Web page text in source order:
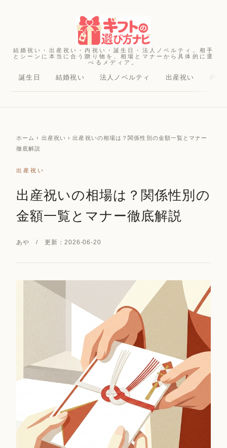
結婚祝い・出産祝い・内祝い・誕生日・法人ノベルティ。相手
とシーンに本当に合う贈り物を、相場とマナーから具体的に選
べるメディア。
誕生日 結婚祝い 法人ノベルティ 出産祝い 内祝
ホーム › 出産祝い › 出産祝いの相場は？関係性別の金額一覧とマナー
徹底解説
出産祝い
出産祝いの相場は？関係性別の
金額一覧とマナー徹底解説
あや / 更新：2026-06-20